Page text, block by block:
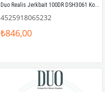
Duo Realis Jerkbait 100DR DSH3061 Komochi Wakasagi
4525918065232
₺846,00